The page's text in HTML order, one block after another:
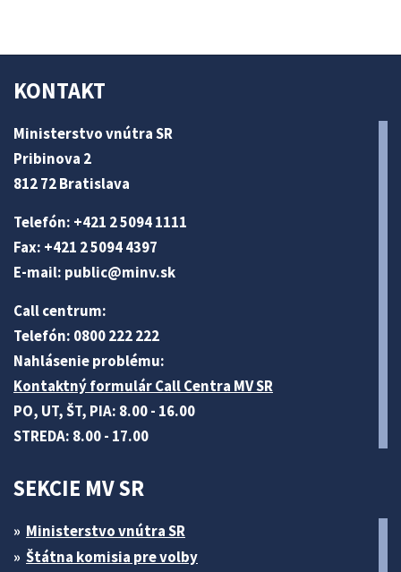
KONTAKT
Ministerstvo vnútra SR
Pribinova 2
812 72 Bratislava
Telefón: +421 2 5094 1111
Fax: +421 2 5094 4397
E-mail: public@minv.sk
Call centrum:
Telefón: 0800 222 222
Nahlásenie problému:
Kontaktný formulár Call Centra MV SR
PO, UT, ŠT, PIA: 8.00 - 16.00
STREDA: 8.00 - 17.00
SEKCIE MV SR
Ministerstvo vnútra SR
Štátna komisia pre volby